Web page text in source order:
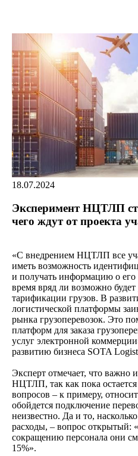
18.07.2024
Эксперимент НЦТЛП
чего ждут от проекта
«С внедрением НЦТЛП все
иметь возможность
и получать информацию о
время вряд ли возможно
тарификации грузов. В
логистической платформы
рынка грузоперевозок. Это
платформ для заказа
услуг электронной
развитию бизнеса SOTA
Эксперт отмечает, что важно
НЦТЛП, так как пока
вопросов – к примеру,
обойдется подключение
неизвестно. Да и то,
расходы, – вопрос открытый:
сокращению персонала они
15%».